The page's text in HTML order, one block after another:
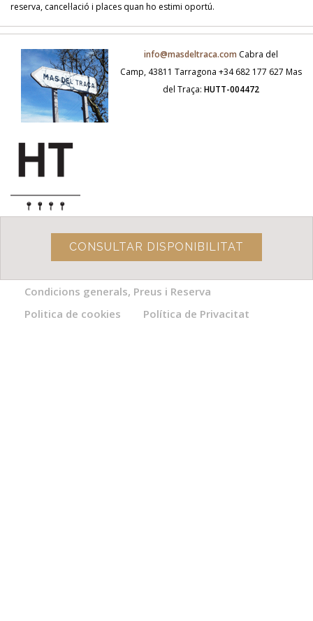
reserva, cancel·lació i places quan ho estimi oportú.
info@masdeltraca.com Cabra del
Camp, 43811 Tarragona +34 682 177 627 Mas
del Traça: HUTT-004472
CONSULTAR DISPONIBILITAT
Condicions generals, Preus i Reserva
Politica de cookies
Política de Privacitat